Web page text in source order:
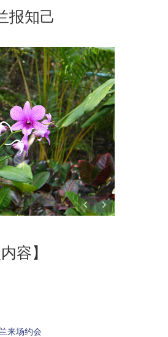
报知己
容】
来场约会